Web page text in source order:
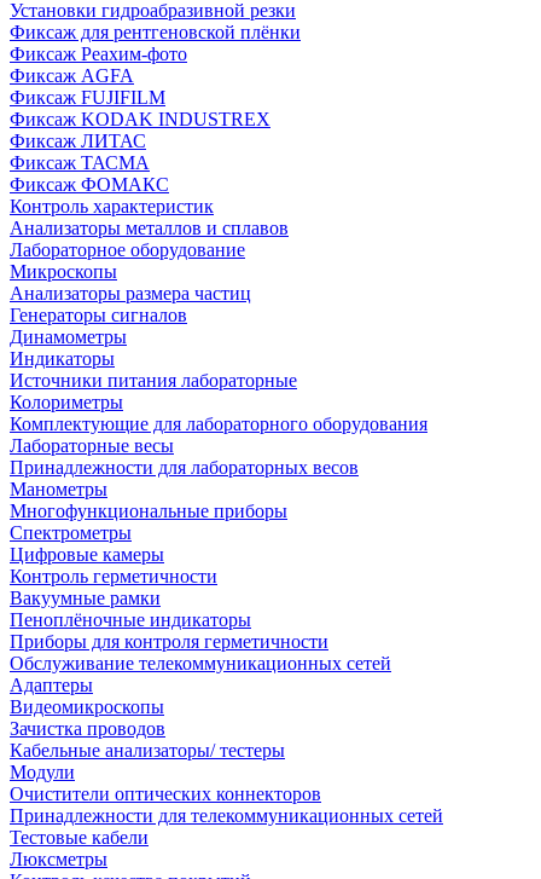
Установки гидроабразивной резки
Фиксаж для рентгеновской плёнки
Фиксаж Реахим-фото
Фиксаж AGFA
Фиксаж FUJIFILM
Фиксаж KODAK INDUSTREX
Фиксаж ЛИТАС
Фиксаж ТАСМА
Фиксаж ФОМАКС
Контроль характеристик
Анализаторы металлов и сплавов
Лабораторное оборудование
Микроскопы
Анализаторы размера частиц
Генераторы сигналов
Динамометры
Индикаторы
Источники питания лабораторные
Колориметры
Комплектующие для лабораторного оборудования
Лабораторные весы
Принадлежности для лабораторных весов
Манометры
Многофункциональные приборы
Спектрометры
Цифровые камеры
Контроль герметичности
Вакуумные рамки
Пеноплёночные индикаторы
Приборы для контроля герметичности
Обслуживание телекоммуникационных сетей
Адаптеры
Видеомикроскопы
Зачистка проводов
Кабельные анализаторы/ тестеры
Модули
Очистители оптических коннекторов
Принадлежности для телекоммуникационных сетей
Тестовые кабели
Люксметры